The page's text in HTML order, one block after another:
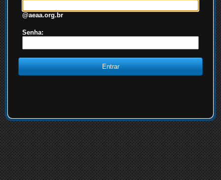
@aeaa.org.br
Senha: